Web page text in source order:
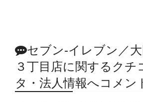
セブン‐イレブン／
３丁目店に関するクチ
タ・法人情報へコメン